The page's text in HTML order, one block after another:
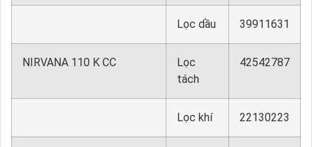
Lọc dầu 39911631
NIRVANA 110 K CC
Lọc
tách
42542787
Lọc khí 22130223